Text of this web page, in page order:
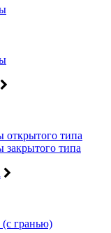
открытого типа
закрытого типа
гранью)